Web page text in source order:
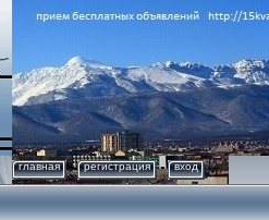
главная регистрация вход